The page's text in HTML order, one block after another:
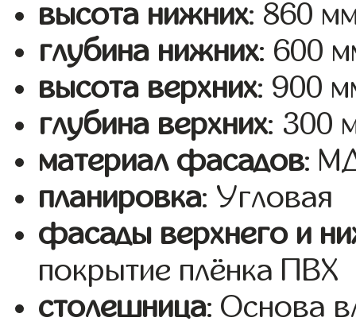
высота нижних: 860
глубина нижних: 600
высота верхних: 900
глубина верхних: 300
материал фасадов:
планировка: Угловая
фасады верхнего и
покрытие плёнка ПВХ
столешница: Основа